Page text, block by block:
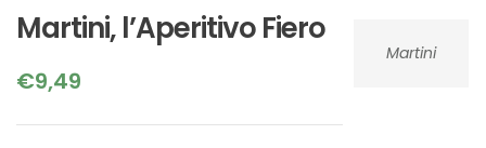
Martini
Martini, l’Aperitivo Fiero
€9,49